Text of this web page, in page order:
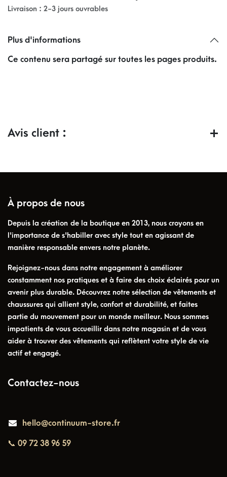
Livraison : 2-3 jours ouvrables
Plus d'informations
Ce contenu sera partagé sur toutes les pages produits.
Avis client :
À propos de nous
Depuis la création de la boutique en 2013, nous croyons en
l'importance de s'habiller avec style tout en agissant de
manière responsable envers notre planète.
Rejoignez-nous dans notre engagement à améliorer
constamment nos pratiques et à faire des choix éclairés pour un
avenir plus durable. Découvrez notre sélection de vêtements et
chaussures qui allient style, confort et durabilité, et faites
partie du mouvement pour un monde meilleur. Nous sommes
impatients de vous accueillir dans notre magasin et de vous
aider à trouver des vêtements qui reflètent votre style de vie
actif et engagé.
Contactez-nous
hello@continuum-store.fr
📞 09 72 38 96 59